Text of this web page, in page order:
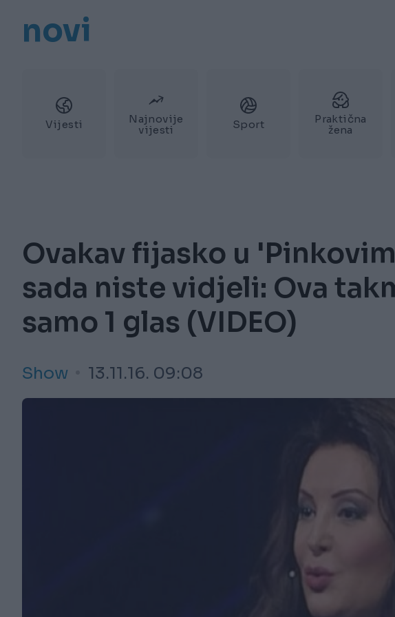
novi
Vijesti
Najnovije
vijesti
Sport
Praktična
žena
Ovakav fijasko u
sada niste vidjeli: Ova
samo 1 glas (VIDEO)
Show 13.11.16. 09:08